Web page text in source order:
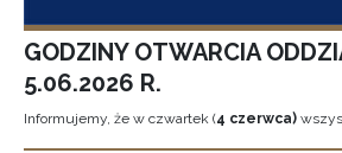
GODZINY OTWARCIA
5.06.2026 R.
Informujemy, że w czwartek (4 czerwca)